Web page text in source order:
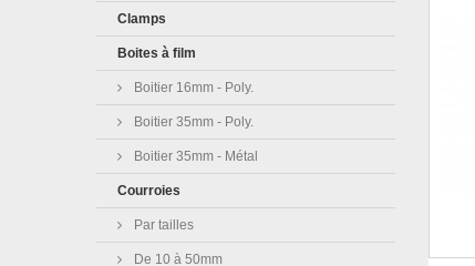
Clamps
Boites à film
Boitier 16mm - Poly.
Boitier 35mm - Poly.
Boitier 35mm - Métal
Courroies
Par tailles
De 10 à 50mm